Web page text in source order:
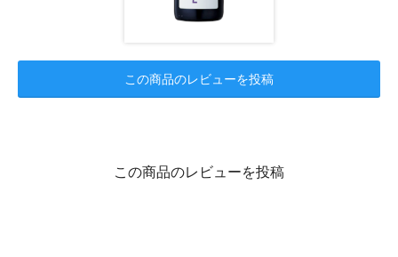
この商品のレビューを投稿
この商品のレビューを投稿